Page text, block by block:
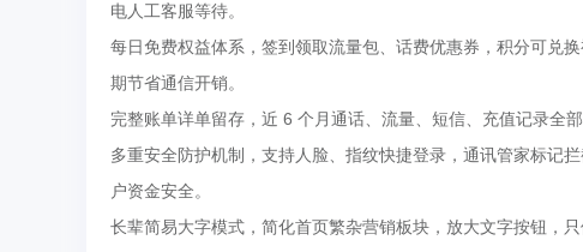
电人工客服等待。
每日免费权益体系，签到领取流量包、话费优惠券，积分可兑
期节省通信开销。
完整账单详单留存，近 6 个月通话、流量、短信、充值记录全
多重安全防护机制，支持人脸、指纹快捷登录，通讯管家标记
户资金安全。
长辈简易大字模式，简化首页繁杂营销板块，放大文字按钮，